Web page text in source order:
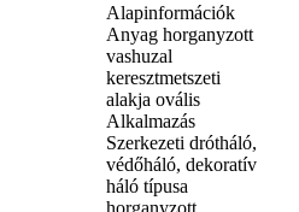
Alapinformációk
Anyag horganyzott
vashuzal
keresztmetszeti
alakja ovális
Alkalmazás
Szerkezeti drótháló,
védőháló, dekoratív
háló típusa
horganyzott